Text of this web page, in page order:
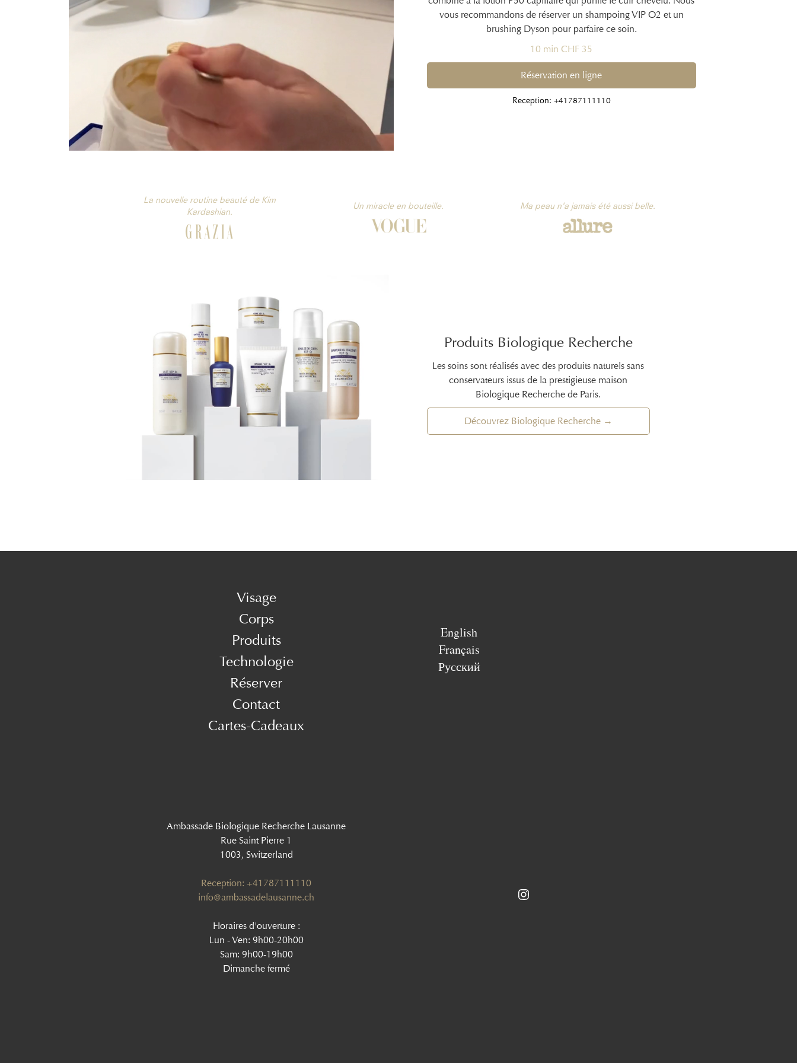
vous recommandons de réserver un shampoing VIP O2 et un
brushing Dyson pour parfaire ce soin.
10 min CHF 35
Réservation en ligne
Reception: +41787111110
Un miracle en bouteille.
La nouvelle routine beauté de Kim
Kardashian.
Ma peau n'a jamais été aussi belle.
Produits Biologique Recherche
Les soins sont réalisés avec des produits naturels sans
conservateurs issus de la prestigieuse maison
Biologique Recherche de Paris.
Découvrez Biologique Recherche →
Visage
Corps
Produits
Technologie
Réserver
Contact
Cartes-Cadeaux
English
Français
Русский
Ambassade Biologique Recherche Lausanne
Rue Saint Pierre 1
1003, Switzerland
Reception: +41787111110
info@ambassadelausanne.ch
Horaires d'ouverture :
Lun - Ven: 9h00-20h00
Sam: 9h00-19h00
Dimanche fermé